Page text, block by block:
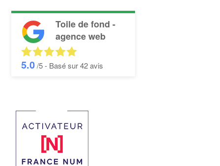
Toile de fond -
agence web
5.0/5 - Basé sur42avis